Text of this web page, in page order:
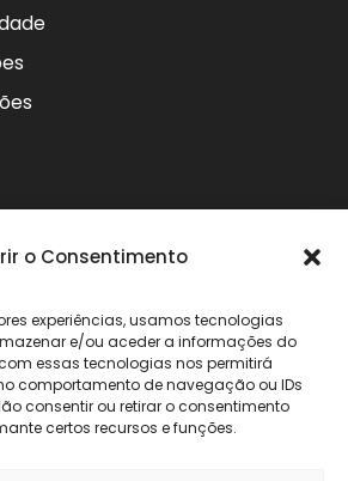
o Consentimento
experiências, usamos tecnologias
e/ou aceder a informações do
essas tecnologias nos permitirá
comportamento de navegação ou IDs
consentir ou retirar o consentimento
certos recursos e funções.
para rede móvel nacional)